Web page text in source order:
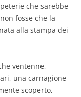
che sarebbe
fosse che la
alla stampa dei
ventenne,
una carnagione
scoperto,